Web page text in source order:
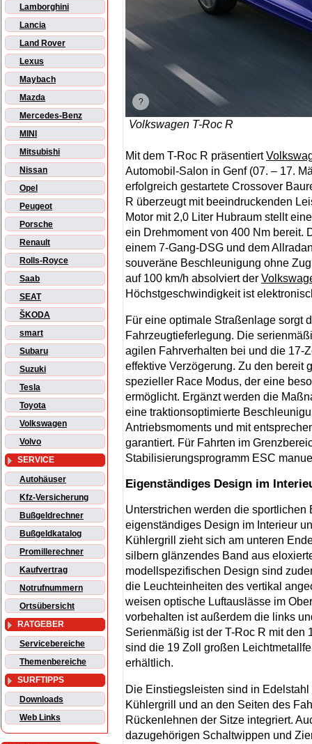
Lamborghini
Lancia
Land Rover
Lexus
Maybach
Mazda
Mercedes-Benz
MINI
Mitsubishi
Nissan
Opel
Peugeot
Porsche
Renault
Rolls-Royce
Saab
SEAT
ŠKODA
smart
Subaru
Suzuki
Tesla
Toyota
Volkswagen
Volvo
SERVICE
Autohäuser
Kfz-Versicherung
Bußgeldrechner
Bußgeldkatalog
Promillerechner
Kaufvertrag
Notrufnummern
Ortsübersicht
RATGEBER
Servicebereiche
Themenbereiche
SURFTIPPS
Downloads
Web Links
Volkswagen T-Roc R
Mit dem T-Roc R präsentiert
Automobil-Salon in Genf (07. – 17.
erfolgreich gestartete Crossover
R überzeugt mit beeindruckenden
Motor mit 2,0 Liter Hubraum stellt
ein Drehmoment von 400 Nm bereit.
einem 7-Gang-DSG und dem
souveräne Beschleunigung ohne
auf 100 km/h absolviert der
Höchstgeschwindigkeit ist
Für eine optimale Straßenlage sorgt
Fahrzeugtieferlegung. Die
agilen Fahrverhalten bei und die 17-
effektive Verzögerung. Zu den bereit
spezieller Race Modus, der eine
ermöglicht. Ergänzt werden die
eine traktionsoptimierte
Antriebsmoments und mit
garantiert. Für Fahrten im
Stabilisierungsprogramm ESC
Eigenständiges Design im
Unterstrichen werden die
eigenständiges Design im Interieur
Kühlergrill zieht sich am unteren
silbern glänzendes Band aus
modellspezifischen Design sind
die Leuchteinheiten des vertikal
weisen optische Luftauslässe im
vorbehalten ist außerdem die links
Serienmäßig ist der T-Roc R mit den
sind die 19 Zoll großen
erhältlich.
Die Einstiegsleisten sind in
Kühlergrill und an den Seiten des
Rückenlehnen der Sitze integriert.
dazugehörigen Schaltwippen und